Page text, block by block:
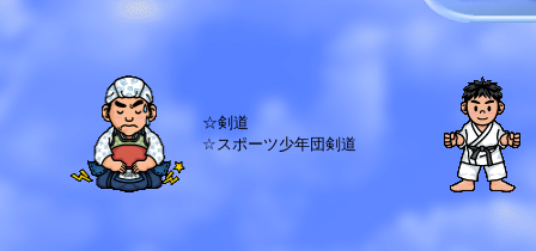
☆剣道
☆スポーツ少年団剣道